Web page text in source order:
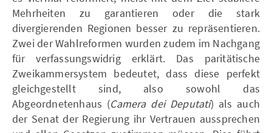
Mehrheiten zu garantieren oder die stark
divergierenden Regionen besser zu repräsentieren.
Zwei der Wahlreformen wurden zudem im Nachgang
für verfassungswidrig erklärt. Das paritätische
Zweikammersystem bedeutet, dass diese perfekt
gleichgestellt sind, also sowohl das
Abgeordnetenhaus (Camera dei Deputati) als auch
der Senat der Regierung ihr Vertrauen aussprechen